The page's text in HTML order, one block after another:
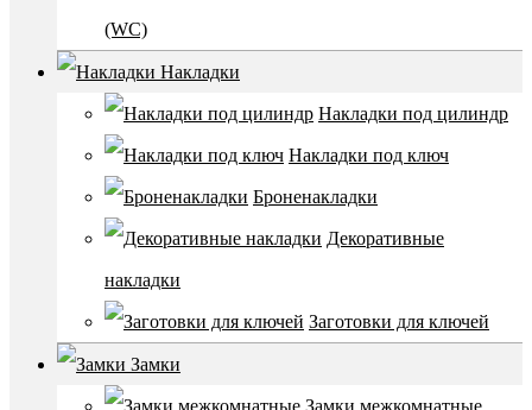
(WC)
Накладки
Накладки под цилиндр
Накладки под ключ
Броненакладки
Декоративные
накладки
Заготовки для ключей
Замки
Замки межкомнатные